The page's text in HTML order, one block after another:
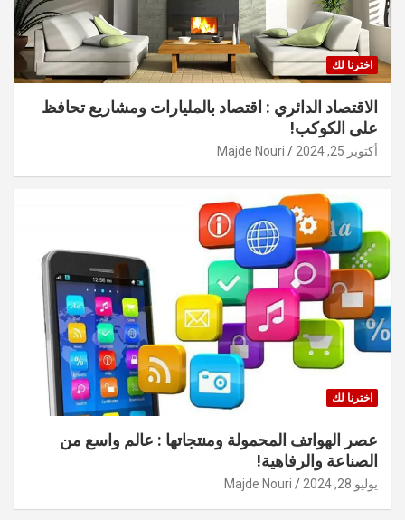
اخترنا لك
الاقتصاد الدائري : اقتصاد بالمليارات ومشاريع تحافظ
على الكوكب!
أكتوبر 25, 2024 Majde Nouri
اخترنا لك
عصر الهواتف المحمولة ومنتجاتها : عالم واسع من
الصناعة والرفاهية!
يوليو 28, 2024 Majde Nouri